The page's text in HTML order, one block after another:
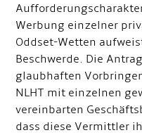
Werbung einzelner
Oddset-Wetten
Beschwerde. Die
glaubhaften
NLHT mit einzelnen
vereinbarten
dass diese Vermittler